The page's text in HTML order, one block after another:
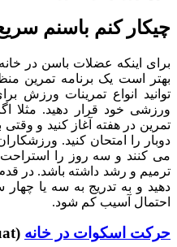
چیکار کنم باسنم
برای اینکه عضلات باسن در
بهتر است یک برنامه تمرین
توانید انواع تمرینات ورزش
ورزشی خود قرار دهید. مثلا
تمرین در هفته آغاز کنید و
دوبار را امتحان کنید.
می کنند و سه روز را
ترمیم و رشد داشته باشد. در
دهید و به تدریج به سه یا چهار
احتمال آسیب کم شود.
حرکت اسکوات در خانه (Jumping Squat)